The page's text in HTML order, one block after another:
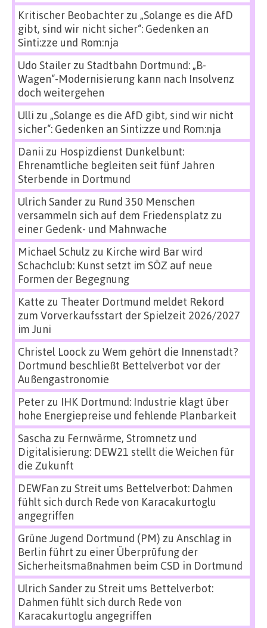
Kritischer Beobachterzu „Solange es die AfD
gibt, sind wir nicht sicher“: Gedenken an
Sinti:zze und Rom:nja
Udo Stailerzu Stadtbahn Dortmund: „B-
Wagen“-Modernisierung kann nach Insolvenz
doch weitergehen
Ulli zu „Solange es die AfD gibt, sind wir nicht
sicher“: Gedenken an Sinti:zze und Rom:nja
Danii zu Hospizdienst Dunkelbunt:
Ehrenamtliche begleiten seit fünf Jahren
Sterbende in Dortmund
Ulrich Sanderzu Rund 350 Menschen
versammeln sich auf dem Friedensplatz zu
einer Gedenk- und Mahnwache
Michael Schulz zu Kirche wird Bar wird
Schachclub: Kunst setzt im SÖZ auf neue
Formen der Begegnung
Katte zu Theater Dortmund meldet Rekord
zum Vorverkaufsstart der Spielzeit 2026/2027
im Juni
Christel Loock zu Wem gehört die Innenstadt?
Dortmund beschließt Bettelverbot vor der
Außengastronomie
Peterzu IHK Dortmund: Industrie klagt über
hohe Energiepreise und fehlende Planbarkeit
Sascha zu Fernwärme, Stromnetz und
Digitalisierung: DEW21 stellt die Weichen für
die Zukunft
DEWFan zu Streit ums Bettelverbot: Dahmen
fühlt sich durch Rede von Karacakurtoglu
angegriffen
Grüne Jugend Dortmund (PM) zu Anschlag in
Berlin führt zu einer Überprüfung der
Sicherheitsmaßnahmen beim CSD in Dortmund
Ulrich Sanderzu Streit ums Bettelverbot:
Dahmen fühlt sich durch Rede von
Karacakurtoglu angegriffen